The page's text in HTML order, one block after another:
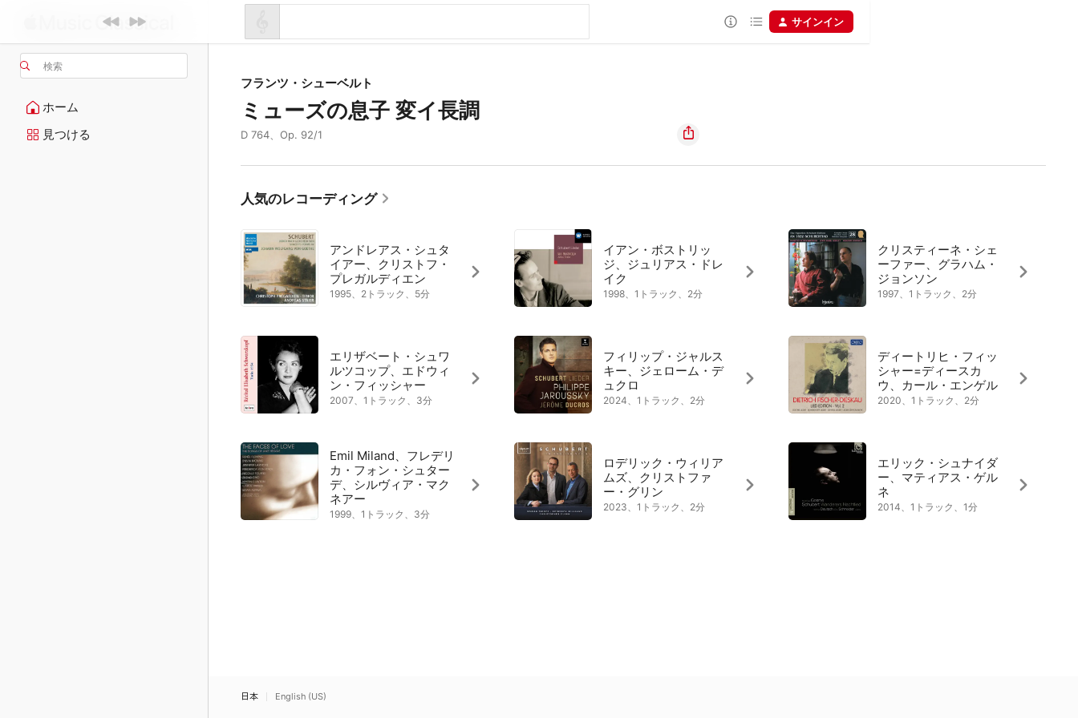
検索
ホーム
見つける
サインイン
フランツ・シューベルト
ミューズの息子 変イ長調
D 764、Op. 92/1
人気のレコーディング
アンドレアス・シュタ
イアー、クリストフ・
プレガルディエン
1995、2トラック、5分
エリザベート・シュワ
ルツコップ、エドウィ
ン・フィッシャー
2007、1トラック、3分
Emil Miland、フレデリ
カ・フォン・シュター
デ、シルヴィア・マク
ネアー
1999、1トラック、3分
イアン・ボストリッ
ジ、ジュリアス・ドレ
イク
1998、1トラック、2分
フィリップ・ジャルス
キー、ジェローム・デ
ュクロ
2024、1トラック、2分
ロデリック・ウィリア
ムズ、クリストファ
ー・グリン
2023、1トラック、2分
クリスティーネ・シェ
ーファー、グラハム・
ジョンソン
1997、1トラック、2分
ディートリヒ・フィッ
シャー=ディースカ
ウ、カール・エンゲル
2020、1トラック、2分
エリック・シュナイダ
ー、マティアス・ゲル
ネ
2014、1トラック、1分
日本 English (US)